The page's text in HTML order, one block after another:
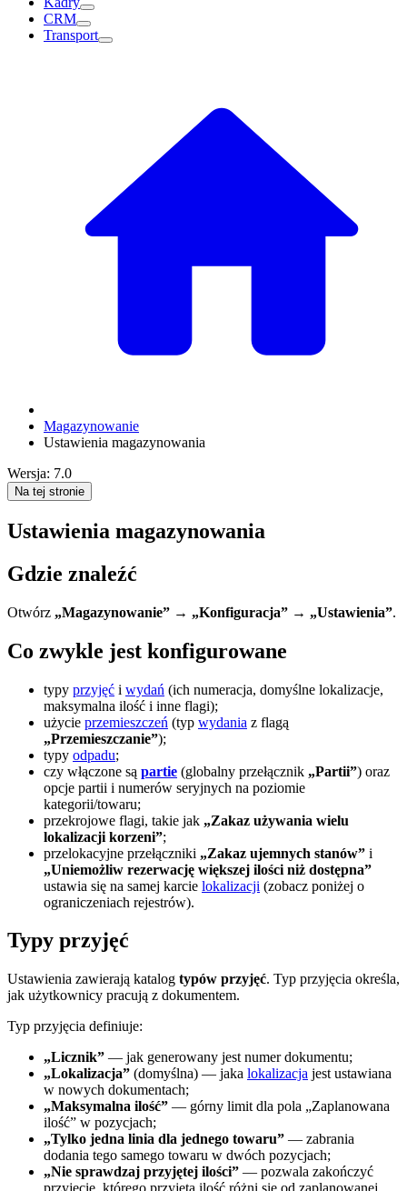
CRM
Transport
Magazynowanie
Ustawienia magazynowania
Wersja: 7.0
Na tej stronie
Ustawienia magazynowania
Gdzie znaleźć
Otwórz „Magazynowanie” → „Konfiguracja” → „Ustawienia”.
Co zwykle jest konfigurowane
typy przyjęć i wydań (ich numeracja, domyślne lokalizacje,
maksymalna ilość i inne flagi);
użycie przemieszczeń (typ wydania z flagą
„Przemieszczanie”);
typy odpadu;
czy włączone są partie (globalny przełącznik „Partii”) oraz
opcje partii i numerów seryjnych na poziomie
kategorii/towaru;
przekrojowe flagi, takie jak „Zakaz używania wielu
lokalizacji korzeni”;
przelokacyjne przełączniki „Zakaz ujemnych stanów” i
„Uniemożliw rezerwację większej ilości niż dostępna”
ustawia się na samej karcie lokalizacji (zobacz poniżej o
ograniczeniach rejestrów).
Typy przyjęć
Ustawienia zawierają katalog typów przyjęć. Typ przyjęcia określa,
jak użytkownicy pracują z dokumentem.
Typ przyjęcia definiuje:
„Licznik” — jak generowany jest numer dokumentu;
„Lokalizacja” (domyślna) — jaka lokalizacja jest ustawiana
w nowych dokumentach;
„Maksymalna ilość” — górny limit dla pola „Zaplanowana
ilość” w pozycjach;
„Tylko jedna linia dla jednego towaru” — zabrania
dodania tego samego towaru w dwóch pozycjach;
„Nie sprawdzaj przyjętej ilości” — pozwala zakończyć